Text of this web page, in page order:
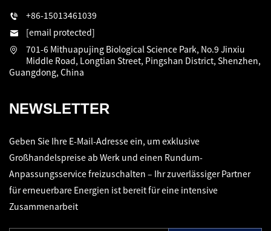
+86-15013461039
[email protected]
701-6 Mithuapujing Biological Science Park, No.9 Jinxiu
Middle Road, Longtian Street, Pingshan District, Shenzhen,
Guangdong, China
NEWSLETTER
Geben Sie Ihre E-Mail-Adresse ein, um exklusive
Großhandelspreise ab Werk und einen Rundum-
Anpassungsservice freizuschalten – Ihr zuverlässiger Partner
für erneuerbare Energien ist bereit für eine intensive
Zusammenarbeit